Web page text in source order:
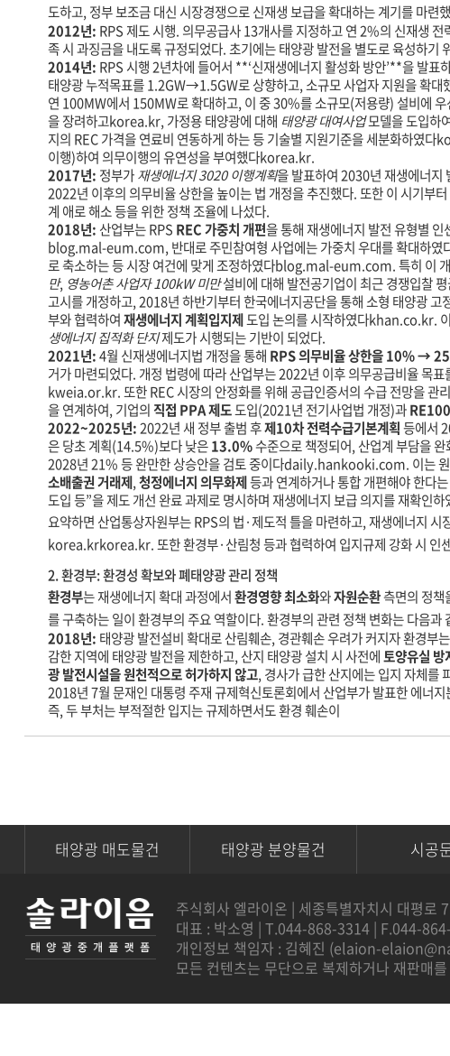
도하고, 정부 보조금 대신 시장경쟁으로 신재생 보급을 확대하는 계기를 마련
2012년: RPS 제도 시행. 의무공급사 13개사를 지정하고 연 2%의 신재생 전
족 시 과징금을 내도록 규정되었다. 초기에는 태양광 발전을 별도로 육성하기
2014년: RPS 시행 2년차에 들어서 **‘신재생에너지 활성화 방안’**을 발표
태양광 누적목표를 1.2GW→1.5GW로 상향하고, 소규모 사업자 지원을 확대
연 100MW에서 150MW로 확대하고, 이 중 30%를 소규모(저용량) 설비에 우
을 장려하고korea.kr, 가정용 태양광에 대해 태양광 대여사업모델을 도입하
지의 REC 가격을 연료비 연동하게 하는 등 기술별 지원기준을 세분화하였다
이행)하여 의무이행의 유연성을 부여했다korea.kr.
2017년: 정부가재생에너지 3020 이행계획을 발표하여 2030년 재생에너지
2022년 이후의 의무비율 상한을 높이는 법 개정을 추진했다. 또한 이 시기부
계 애로 해소 등을 위한 정책 조율에 나섰다.
2018년: 산업부는 RPS REC 가중치 개편을 통해 재생에너지 발전 유형별
blog.mal-eum.com, 반대로 주민참여형 사업에는 가중치 우대를 확대하였
로 축소하는 등 시장 여건에 맞게 조정하였다blog.mal-eum.com. 특히 이
만, 영농어촌 사업자 100kW 미만설비에 대해 발전공기업이 최근 경쟁입찰
고시를 개정하고, 2018년 하반기부터 한국에너지공단을 통해 소형 태양광
부와 협력하여재생에너지 계획입지제도입 논의를 시작하였다khan.co.kr.
생에너지 집적화 단지제도가 시행되는 기반이 되었다.
2021년:4월 신재생에너지법 개정을 통해 RPS 의무비율 상한을 10% →
거가 마련되었다. 개정 법령에 따라 산업부는 2022년 이후 의무공급비율 목표
kweia.or.kr. 또한 REC 시장의 안정화를 위해 공급인증서의 수급 전망을 관
을 연계하여, 기업의 직접 PPA 제도도입(2021년 전기사업법 개정)과
2022~2025년:2022년 새 정부 출범 후제10차 전력수급기본계획등에서
은 당초 계획(14.5%)보다 낮은13.0%수준으로 책정되어, 산업계 부담을
2028년 21% 등 완만한 상승안을 검토 중이다daily.hankooki.com. 이는
소배출권 거래제,청정에너지 의무화제등과 연계하거나 통합 개편해야 한다
도입 등”을 제도 개선 완료 과제로 명시하며 재생에너지 보급 의지를 재확인하
요약하면 산업통상자원부는 RPS의 법·제도적 틀을 마련하고, 재생에너지
korea.krkorea.kr. 또한 환경부·산림청 등과 협력하여 입지규제 강화 시
2. 환경부: 환경성 확보와 폐태양광 관리 정책
환경부는 재생에너지 확대 과정에서환경영향 최소화와자원순환측면의 정책
를 구축하는 일이 환경부의 주요 역할이다. 환경부의 관련 정책 변화는 다음과
2018년: 태양광 발전설비 확대로 산림훼손, 경관훼손 우려가 커지자 환경부는
감한 지역에 태양광 발전을 제한하고, 산지 태양광 설치 시 사전에토양유실 방
광 발전시설을 원천적으로 허가하지 않고, 경사가 급한 산지에는 입지 자체를
2018년 7월 문재인 대통령 주재 규제혁신토론회에서 산업부가 발표한 에너
즉, 두 부처는 부적절한 입지는 규제하면서도 환경 훼손이
태양광 매도물건 태양광 분양물건 시공
주식회사 엘라이온 | 세종특별자치시 대평
대표 : 박소영 | T.044-868-3314 | F.044-
개인정보 책임자 : 김혜진 (elaion-
모든 컨텐츠는 무단으로 복제하거나 재판